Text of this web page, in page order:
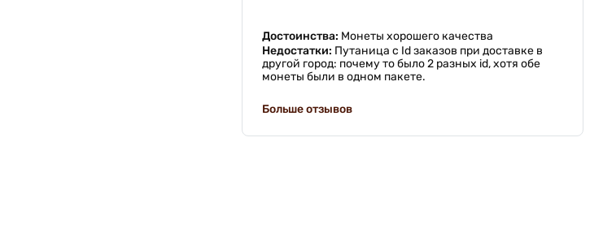
Достоинства: Монеты хорошего качества
Недостатки: Путаница с Id заказов при доставке в
другой город: почему то было 2 разных id, хотя обе
монеты были в одном пакете.
Больше отзывов